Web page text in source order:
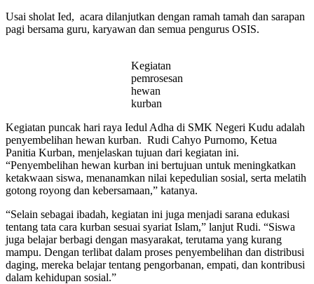
Usai sholat Ied, acara dilanjutkan dengan ramah tamah dan sarapan
pagi bersama guru, karyawan dan semua pengurus OSIS.
Kegiatan
pemrosesan
hewan
kurban
Kegiatan puncak hari raya Iedul Adha di SMK Negeri Kudu adalah
penyembelihan hewan kurban. Rudi Cahyo Purnomo, Ketua
Panitia Kurban, menjelaskan tujuan dari kegiatan ini.
“Penyembelihan hewan kurban ini bertujuan untuk meningkatkan
ketakwaan siswa, menanamkan nilai kepedulian sosial, serta melatih
gotong royong dan kebersamaan,” katanya.
“Selain sebagai ibadah, kegiatan ini juga menjadi sarana edukasi
tentang tata cara kurban sesuai syariat Islam,” lanjut Rudi. “Siswa
juga belajar berbagi dengan masyarakat, terutama yang kurang
mampu. Dengan terlibat dalam proses penyembelihan dan distribusi
daging, mereka belajar tentang pengorbanan, empati, dan kontribusi
dalam kehidupan sosial.”